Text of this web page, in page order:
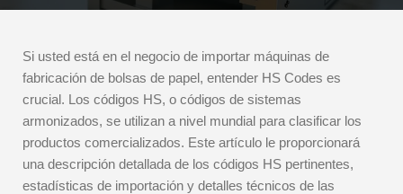
Si usted está en el negocio de importar máquinas de
fabricación de bolsas de papel, entender HS Codes es
crucial. Los códigos HS, o códigos de sistemas
armonizados, se utilizan a nivel mundial para clasificar los
productos comercializados. Este artículo le proporcionará
una descripción detallada de los códigos HS pertinentes,
estadísticas de importación y detalles técnicos de las